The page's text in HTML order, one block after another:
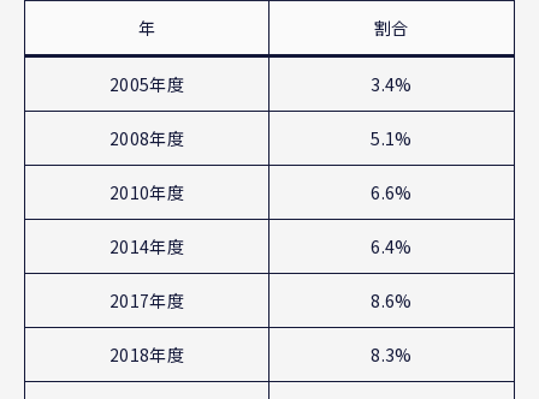
年 割合
2005年度 3.4%
2008年度 5.1%
2010年度 6.6%
2014年度 6.4%
2017年度 8.6%
2018年度 8.3%